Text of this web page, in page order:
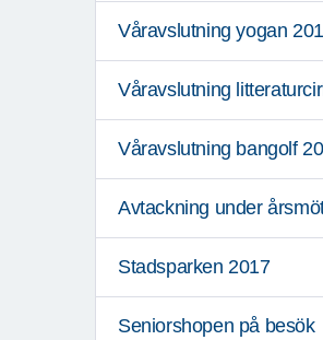
Våravslutning yogan
Våravslutning
Våravslutning bangolf
Avtackning under
Stadsparken 2017
Seniorshopen på besök